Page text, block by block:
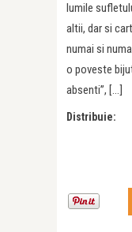
lumile
altii, dar si
numai si
o poveste
absenti”, […]
Distribuie: